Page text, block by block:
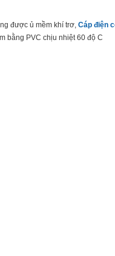
được ủ mềm khí trơ, Cáp điện
bằng PVC chịu nhiệt 60 độ C